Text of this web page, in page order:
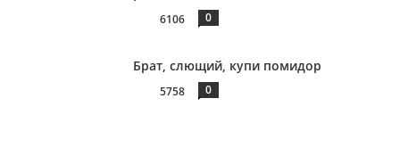
6106 0
Брат, слющий, купи помидор
5758 0